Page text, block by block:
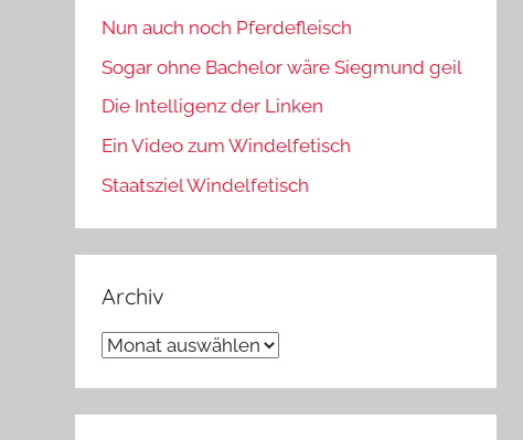
Nun auch noch Pferdefleisch
Sogar ohne Bachelor wäre Siegmund geil
Die Intelligenz der Linken
Ein Video zum Windelfetisch
Staatsziel Windelfetisch
Archiv
Archiv